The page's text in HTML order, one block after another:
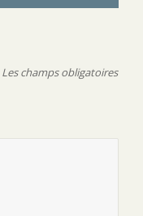
Publication
Les champs obligatoires